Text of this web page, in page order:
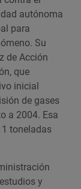
autónoma
para
Su
de Acción
que
inicial
de gases
a 2004. Esa
toneladas
y